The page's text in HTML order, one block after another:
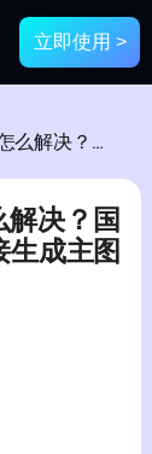
立即使用 >
引”直接生成主图教程
解决？国
成主图